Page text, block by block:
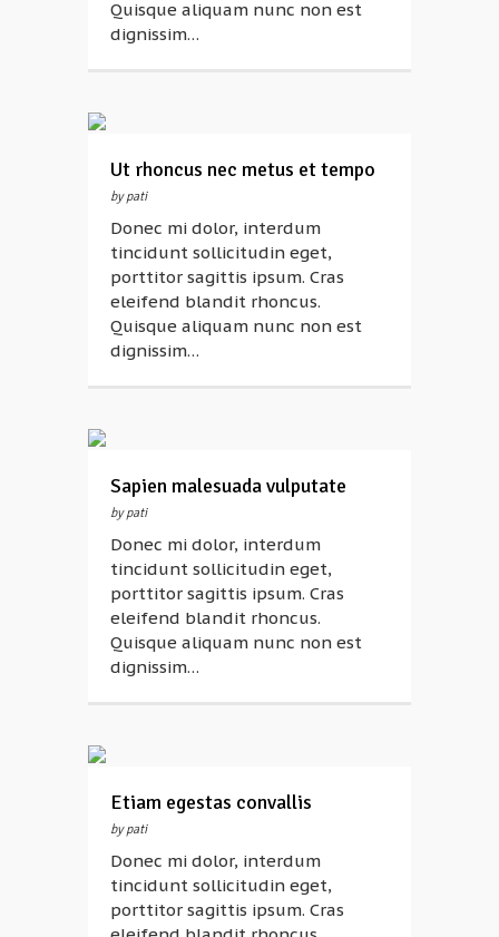
Quisque aliquam nunc non est
dignissim…
Ut rhoncus nec metus et tempo
by pati
Donec mi dolor, interdum
tincidunt sollicitudin eget,
porttitor sagittis ipsum. Cras
eleifend blandit rhoncus.
Quisque aliquam nunc non est
dignissim…
Sapien malesuada vulputate
by pati
Donec mi dolor, interdum
tincidunt sollicitudin eget,
porttitor sagittis ipsum. Cras
eleifend blandit rhoncus.
Quisque aliquam nunc non est
dignissim…
Etiam egestas convallis
by pati
Donec mi dolor, interdum
tincidunt sollicitudin eget,
porttitor sagittis ipsum. Cras